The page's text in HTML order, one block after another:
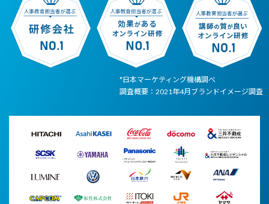
*日本マーケティング機構調べ
調査概要：2021年4月ブランドイメージ調査